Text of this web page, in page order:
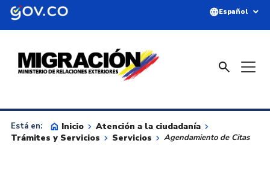
Saltar al contenido principal
languageEspañol expand_more
search
Está en: home Inicio keyboard_arrow_right Atención a la ciudadanía keyboard_arrow_right
Trámites y Servicios keyboard_arrow_right Servicios keyboard_arrow_right Agendamiento de Citas